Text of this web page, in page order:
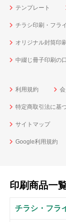
テンプレート
チラシ印刷・フラ
オリジナル封筒印
中綴じ冊子印刷の
利用規約
特定商取引法に基
サイトマップ
Google利用規約
印刷商品一
チラシ・フラ